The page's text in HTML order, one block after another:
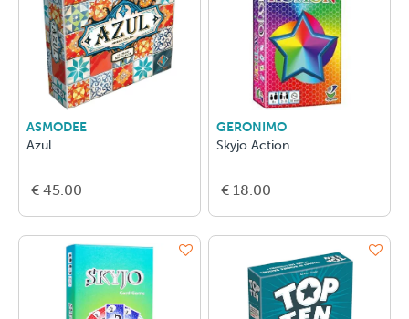
ASMODEE
Azul
€ 45.00
GERONIMO
Skyjo Action
€ 18.00